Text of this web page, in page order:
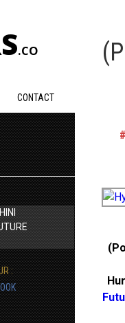
.CO
CONTACT
: